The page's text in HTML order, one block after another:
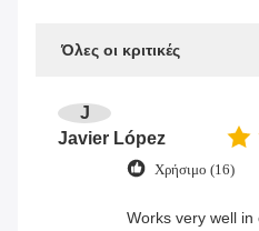
Όλες οι κριτικές
J
Javier López
Χρήσιμο (16)
Works very well in